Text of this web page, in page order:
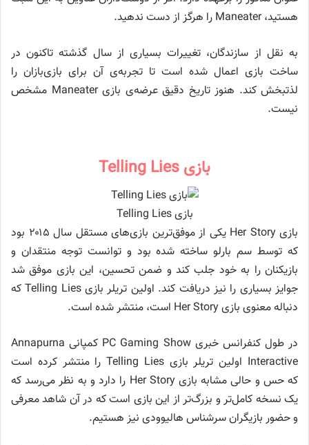
هستید، Maneater را هرگز از دست ندهید.
به نقل از سازندگان، تغییرات بسیاری از سال گذشته تاکنون در
ساخت بازی اعمال شده است تا تجربه‌ی آن برای بازی‌بازان را
لذتبخش کند. هنوز تاریخ دقیق عرضه‌ی بازی Maneater مشخص
نیست.
بازی Telling Lies
بازی Telling Lies
بازی Her Story یکی از موفق‌ترین بازی‌های مستقل سال ۲۰۱۵ بود
که توسط سم بارلو ساخته شده بود و توانست توجه منتقدان و
بازیکنان را به خود جلب کند و ضمن تحسین، این بازی موفق شد
جوایز بسیاری را نیز دریافت کند. اولین تریلر بازی Telling Lies که
دنباله معنوی بازی Her Story است، منتشر شده است.
در طول کنفرانس خبری PC Gaming Show کمپانی Annapurna
Interactive اولین تریلر بازی Telling Lies را منتشر کرده است
که حس و حالی مشابه بازی Her Story را دارد و به نظر می‌رسد که
یک نسخه کامل‌تر و بزرگ‌تر از این بازی است که در آن شاهد معرفی
و حضور بازیگران سرشناس هالیوودی نیز هستیم.